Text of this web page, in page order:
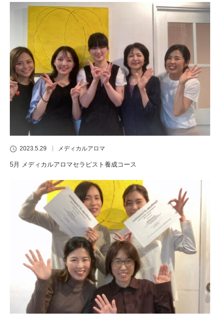
2023.5.29 メディカルアロマ
5月 メディカルアロマセラピスト養成コース